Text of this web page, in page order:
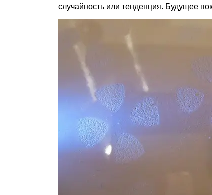
случайность или тенденция. Будущее